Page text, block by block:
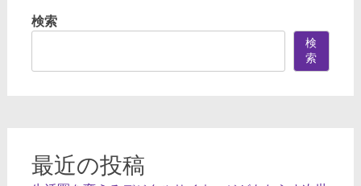
検索
検
索
最近の投稿